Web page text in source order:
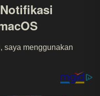
saya menggunakan